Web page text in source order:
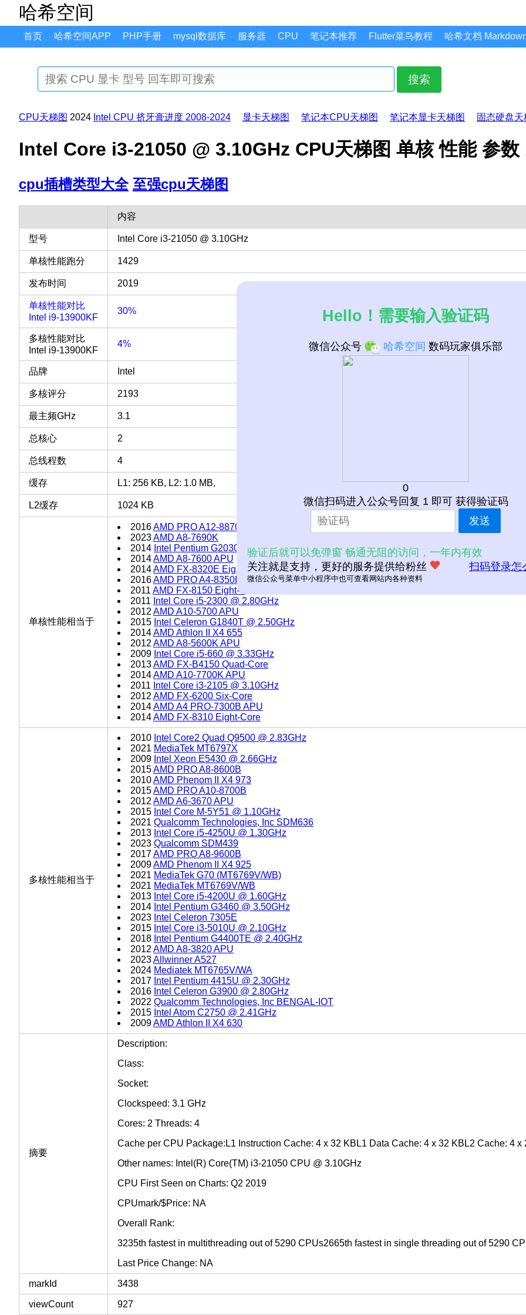
哈希空间
首页 哈希空间APP PHP手册 mysql数据库 服务器 CPU 笔记本推荐 Flutter菜鸟教程 哈希文档
搜索
CPU天梯图 2024 Intel CPU 挤牙膏进度 2008-2024 显卡天梯图 笔记本CPU天梯图 笔记本显卡天梯图 固态硬盘天
Intel Core i3-21050 @ 3.10GHz CPU天梯图 单核 性能 参数
cpu插槽类型大全 至强cpu天梯图
内容
型号 Intel Core i3-21050 @ 3.10GHz
单核性能跑分 1429
发布时间 2019
单核性能对比
Intel i9-13900KF
30%
多核性能对比
Intel i9-13900KF
4%
品牌 Intel
多核评分 2193
最主频GHz 3.1
总核心 2
总线程数 4
缓存 L1: 256 KB, L2: 1.0 MB,
L2缓存 1024 KB
单核性能相当于
2016AMD PRO A12-8870E
2023AMD A8-7690K
2014 Intel Pentium G2030T @ 2.60GHz
2014AMD A8-7600 APU
2014AMD FX-8320E Eight-Core
2016AMD PRO A4-8350B
2011 AMD FX-8150 Eight-Core
2011 Intel Core i5-2300 @ 2.80GHz
2012 AMD A10-5700 APU
2015 Intel Celeron G1840T @ 2.50GHz
2014AMD Athlon II X4 655
2012 AMD A8-5600K APU
2009 Intel Core i5-660 @ 3.33GHz
2013AMD FX-B4150 Quad-Core
2014AMD A10-7700K APU
2011 Intel Core i3-2105 @ 3.10GHz
2012 AMD FX-6200 Six-Core
2014AMD A4 PRO-7300B APU
2014AMD FX-8310 Eight-Core
多核性能相当于
2010 Intel Core2 Quad Q9500 @ 2.83GHz
2021 MediaTek MT6797X
2009 Intel Xeon E5430 @ 2.66GHz
2015AMD PRO A8-8600B
2010AMD Phenom II X4 973
2015AMD PRO A10-8700B
2012 AMD A6-3670 APU
2015 Intel Core M-5Y51 @ 1.10GHz
2021 Qualcomm Technologies, Inc SDM636
2013 Intel Core i5-4250U @ 1.30GHz
2023 Qualcomm SDM439
2017AMD PRO A8-9600B
2009AMD Phenom II X4 925
2021 MediaTek G70 (MT6769V/WB)
2021 MediaTek MT6769V/WB
2013 Intel Core i5-4200U @ 1.60GHz
2014 Intel Pentium G3460 @ 3.50GHz
2023 Intel Celeron 7305E
2015 Intel Core i3-5010U @ 2.10GHz
2018 Intel Pentium G4400TE @ 2.40GHz
2012 AMD A8-3820 APU
2023Allwinner A527
2024 Mediatek MT6765V/WA
2017 Intel Pentium 4415U @ 2.30GHz
2016 Intel Celeron G3900 @ 2.80GHz
2022 Qualcomm Technologies, Inc BENGAL-IOT
2015 Intel Atom C2750 @ 2.41GHz
2009AMD Athlon II X4 630
摘要
Description:
Class:
Socket:
Clockspeed: 3.1 GHz
Cores: 2 Threads: 4
Cache per CPU Package:L1 Instruction Cache: 4 x 32 KBL1 Data Cache: 4 x 32 KBL2 Cache: 4 x
Other names: Intel(R) Core(TM) i3-21050 CPU @ 3.10GHz
CPU First Seen on Charts: Q2 2019
CPUmark/$Price: NA
Overall Rank:
3235th fastest in multithreading out of 5290 CPUs2665th fastest in single threading out of 5290
Last Price Change: NA
markId 3438
viewCount 927
Hello！需要输入验证码
微信公众号 哈希空间 数码玩家俱乐部
0
微信扫码进入公众号回复 1 即可 获得验证码
发送
验证后就可以免弹窗 畅通无阻的访问，一年内有效
关注就是支持，更好的服务提供给粉丝
扫码登录怎
微信公众号菜单中小程序中也可查看网站内各种资料